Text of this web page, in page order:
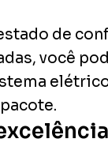
de
você